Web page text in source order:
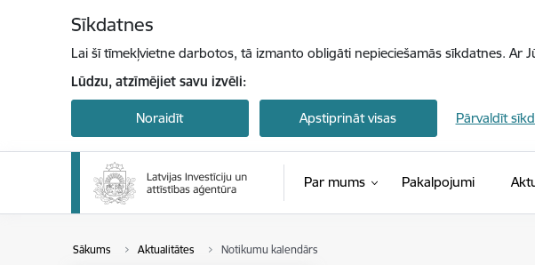
Sīkdatnes
Lai šī tīmekļvietne darbotos, tā izmanto obligāti nepieciešamās sīkdatnes.
Lūdzu, atzīmējiet savu izvēli:
Noraidīt Apstiprināt visas Pārvaldīt
Par mums Pakalpojumi
Sākums Aktualitātes Notikumu kalendārs